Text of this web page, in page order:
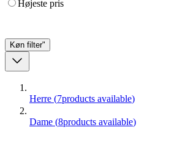
Højeste pris
Køn filter"
Herre (7products available)
Dame (8products available)